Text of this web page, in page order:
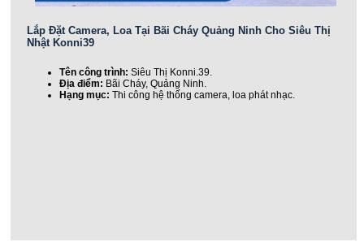
Lắp Đặt Camera, Loa Tại Bãi Cháy Quảng Ninh Cho Siêu Thị
Nhật Konni39
Tên công trình:Siêu Thị Konni.39.
Địa điểm: Bãi Cháy, Quảng Ninh.
Hạng mục:Thi công hệ thống camera, loa phát nhạc.